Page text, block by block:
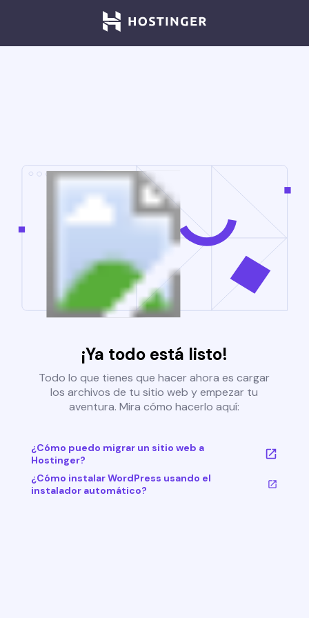
¡Ya todo está listo!
Todo lo que tienes que hacer ahora es cargar
los archivos de tu sitio web y empezar tu
aventura. Mira cómo hacerlo aquí:
¿Cómo puedo migrar un sitio web a
Hostinger?
¿Cómo instalar WordPress usando el
instalador automático?